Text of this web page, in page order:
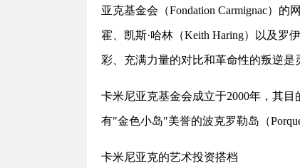
亚克基金会（Fondation Carmignac）
霍、凯斯·哈林（Keith Haring）以及罗
彩、充满力量的对比和革命性的叛逆
卡米尼亚克基金会成立于2000年，其
有"金色小岛"美誉的波克罗勒岛（
卡米尼亚克的艺术投资搭档